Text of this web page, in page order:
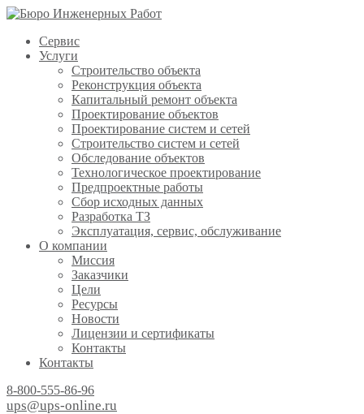
Сервис
Услуги
Строительство объекта
Реконструкция объекта
Капитальный ремонт объекта
Проектирование объектов
Проектирование систем и сетей
Строительство систем и сетей
Обследование объектов
Технологическое проектирование
Предпроектные работы
Сбор исходных данных
Разработка ТЗ
Эксплуатация, сервис, обслуживание
О компании
Миссия
Заказчики
Цели
Ресурсы
Новости
Лицензии и сертификаты
Контакты
Контакты
8-800-555-86-96
ups@ups-online.ru